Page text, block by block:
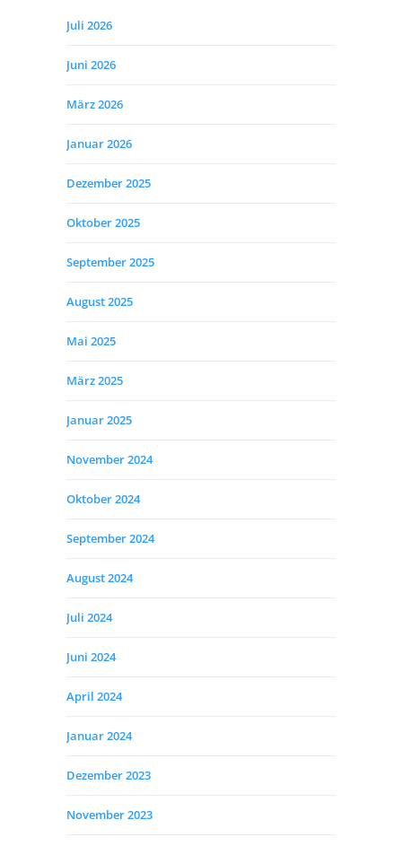
Juli 2026
Juni 2026
März 2026
Januar 2026
Dezember 2025
Oktober 2025
September 2025
August 2025
Mai 2025
März 2025
Januar 2025
November 2024
Oktober 2024
September 2024
August 2024
Juli 2024
Juni 2024
April 2024
Januar 2024
Dezember 2023
November 2023